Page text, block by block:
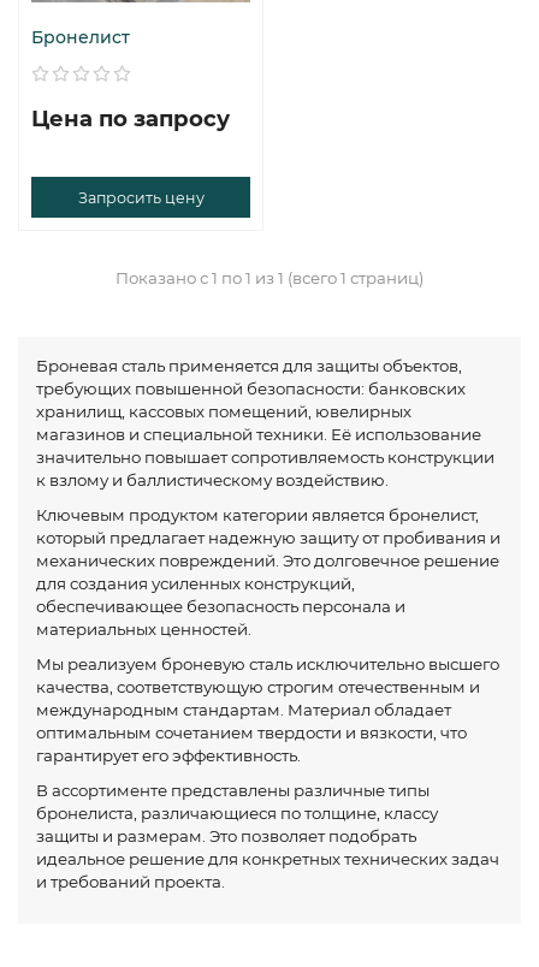
Бронелист
Цена по запросу
Запросить цену
Показано с 1 по 1 из 1 (всего 1 страниц)
Броневая сталь применяется для защиты объектов,
требующих повышенной безопасности: банковских
хранилищ, кассовых помещений, ювелирных
магазинов и специальной техники. Её использование
значительно повышает сопротивляемость конструкции
к взлому и баллистическому воздействию.
Ключевым продуктом категории является бронелист,
который предлагает надежную защиту от пробивания и
механических повреждений. Это долговечное решение
для создания усиленных конструкций,
обеспечивающее безопасность персонала и
материальных ценностей.
Мы реализуем броневую сталь исключительно высшего
качества, соответствующую строгим отечественным и
международным стандартам. Материал обладает
оптимальным сочетанием твердости и вязкости, что
гарантирует его эффективность.
В ассортименте представлены различные типы
бронелиста, различающиеся по толщине, классу
защиты и размерам. Это позволяет подобрать
идеальное решение для конкретных технических задач
и требований проекта.